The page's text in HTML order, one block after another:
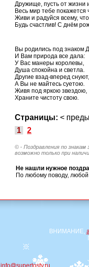
Дружище, пусть от жизни
Весь мир тебе покажется
Живи и радуйся всему, что
Будь счастлив! С днём
Вы родились под знаком
И Вам природа все дала:
У Вас манеры королевы,
Душа спокойна и светла.
Другие взад-вперед снуют,
А Вы не майтесь суетою.
Живя под яркою звездою,
Храните чистоту свою.
Страницы: <
1
2
© - Поздравления по знакам
возможно только при
Не нашли нужное
По любому поводу,
ВНИМАНИЕ,
info@supertosty.ru